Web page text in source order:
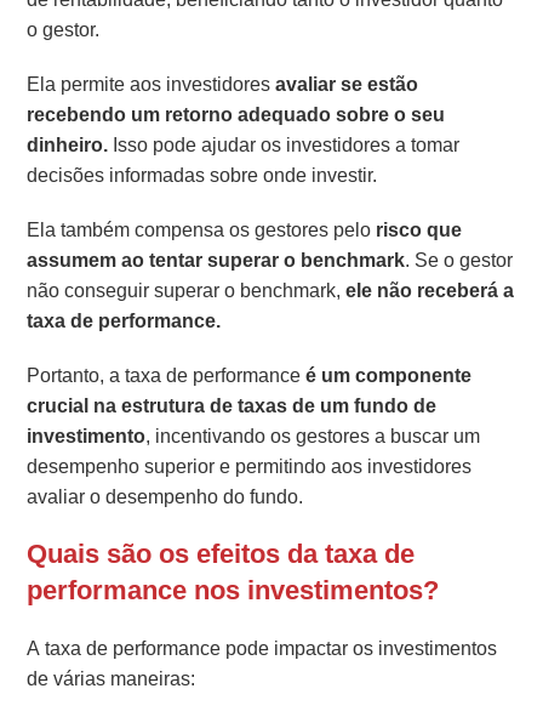
o gestor.
Ela permite aos investidoresavaliar se estão
recebendo um retorno adequado sobre o seu
dinheiro. Isso pode ajudar os investidores a tomar
decisões informadas sobre onde investir.
Ela também compensa os gestores pelo risco que
assumem ao tentar superar o benchmark. Se o gestor
não conseguir superar o benchmark,ele não receberá a
taxa de performance.
Portanto, a taxa de performanceé um componente
crucial na estrutura de taxas de um fundo de
investimento, incentivando os gestores a buscar um
desempenho superior e permitindo aos investidores
avaliar o desempenho do fundo.
Quais são os efeitos da taxa de
performance nos investimentos?
A taxa de performance pode impactar os investimentos
de várias maneiras: